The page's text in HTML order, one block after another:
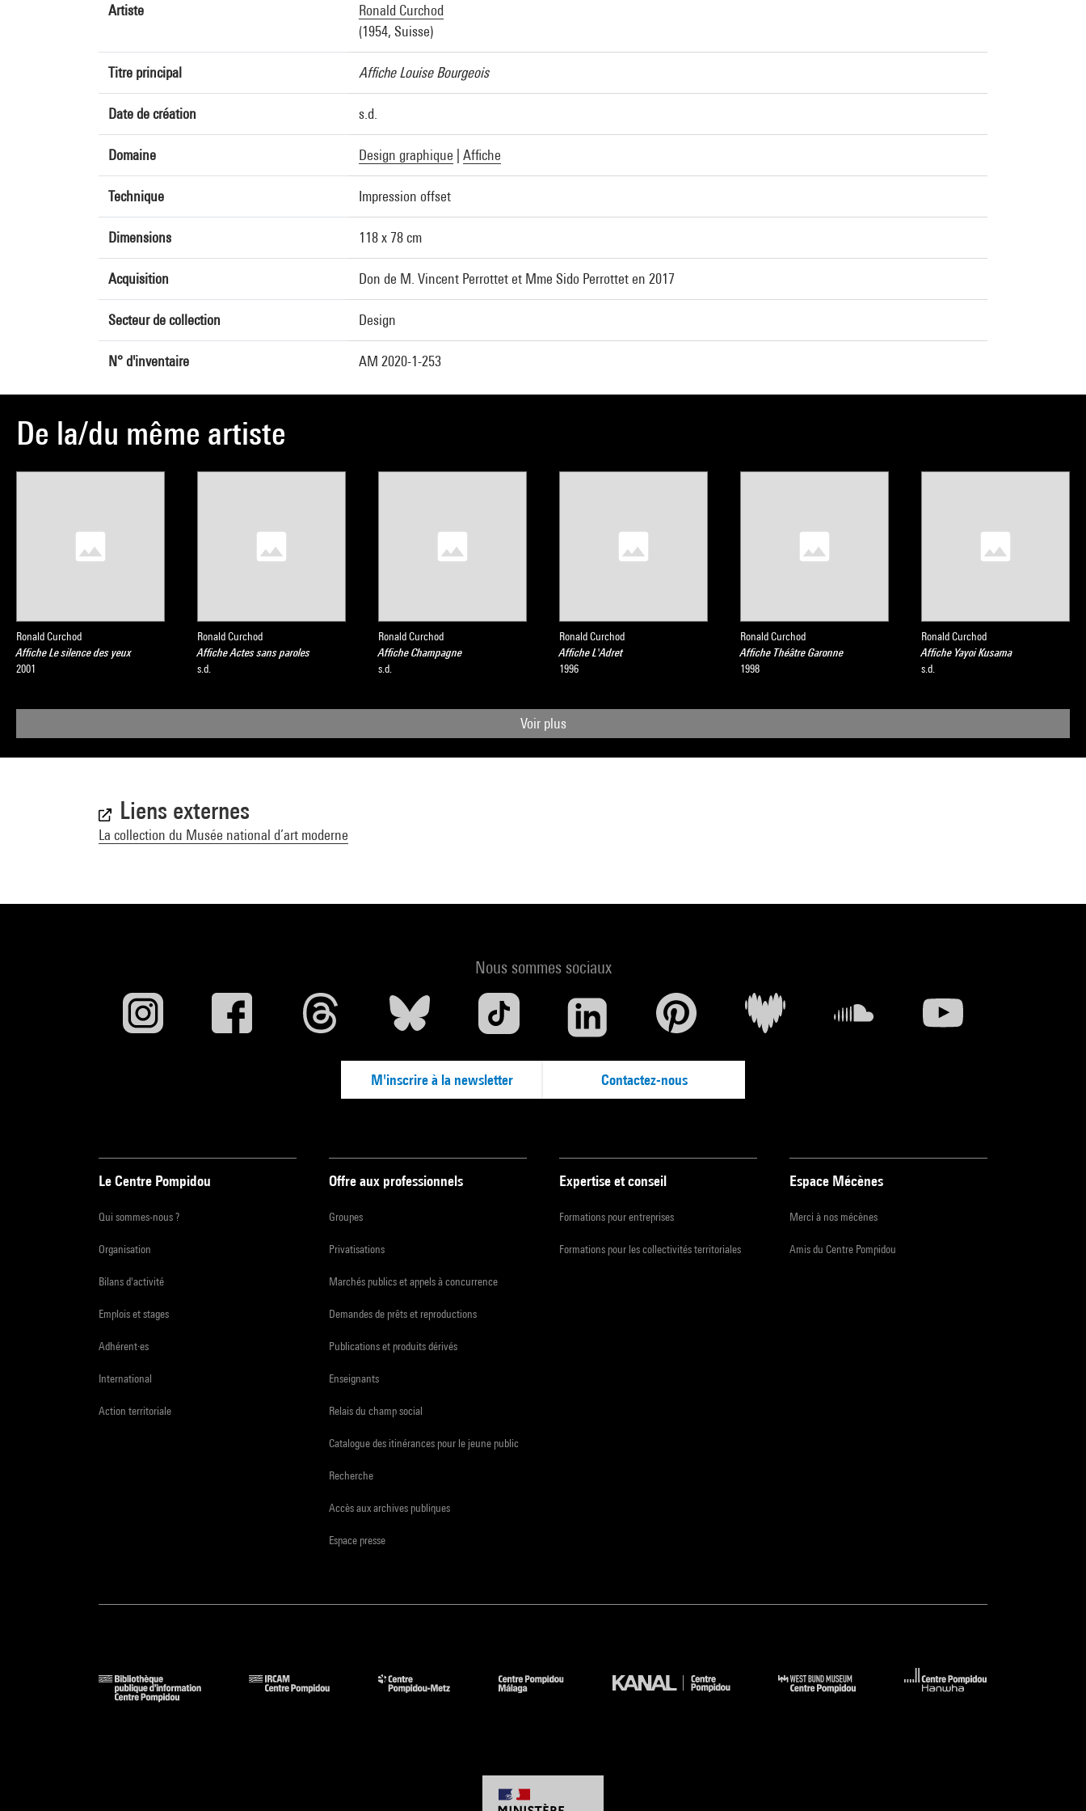
Artiste
Ronald Curchod
(1954, Suisse)
Titre principal Affiche Louise Bourgeois
Date de création s.d.
Domaine Design graphique Affiche
Technique Impression offset
Dimensions 118 x 78 cm
Acquisition Don de M. Vincent Perrottet et Mme Sido Perrottet en 2017
Secteur de collection Design
N° d'inventaire AM 2020-1-253
De la/du même artiste
Ronald Curchod
Affiche Le silence des yeux
2001
Ronald Curchod
Affiche Actes sans paroles
s.d.
Ronald Curchod
Affiche Champagne
s.d.
Ronald Curchod
Affiche L'Adret
1996
Ronald Curchod
Affiche Théâtre Garonne
1998
Ronald Curchod
Affiche Yayoi Kusama
s.d.
Voir plus
Liens externes
La collection du Musée national d’art moderne
Nous sommes sociaux
M'inscrire à la newsletter Contactez-nous
Le Centre Pompidou
Qui sommes-nous ?
Organisation
Bilans d'activité
Emplois et stages
Adhérent·es
International
Action territoriale
Offre aux professionnels
Groupes
Privatisations
Marchés publics et appels à concurrence
Demandes de prêts et reproductions
Publications et produits dérivés
Enseignants
Relais du champ social
Catalogue des itinérances pour le jeune public
Recherche
Accès aux archives publiques
Espace presse
Expertise et conseil
Formations pour entreprises
Formations pour les collectivités territoriales
Espace Mécènes
Merci à nos mécènes
Amis du Centre Pompidou